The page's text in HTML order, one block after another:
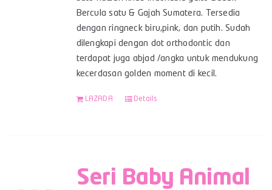
Bercula satu & Gajah Sumatera. Tersedia
dengan ringneck biru,pink, dan putih. Sudah
dilengkapi dengan dot orthodontic dan
terdapat juga abjad /angka untuk mendukung
kecerdasan golden moment di kecil.
LAZADA Details
Seri Baby Animal